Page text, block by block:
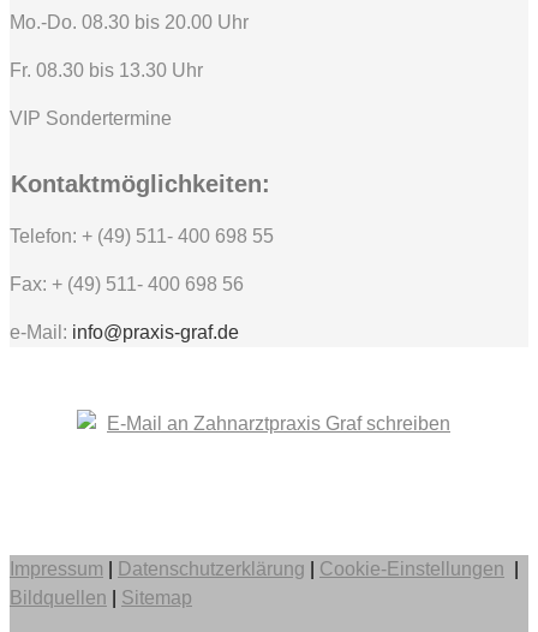
Mo.-Do. 08.30 bis 20.00 Uhr
Fr. 08.30 bis 13.30 Uhr
VIP Sondertermine
Kontaktmöglichkeiten:
Telefon: + (49) 511- 400 698 55
Fax: + (49) 511- 400 698 56
e-Mail: info@praxis-graf.de
Impressum Datenschutzerklärung Cookie-Einstellungen
Bildquellen
Sitemap